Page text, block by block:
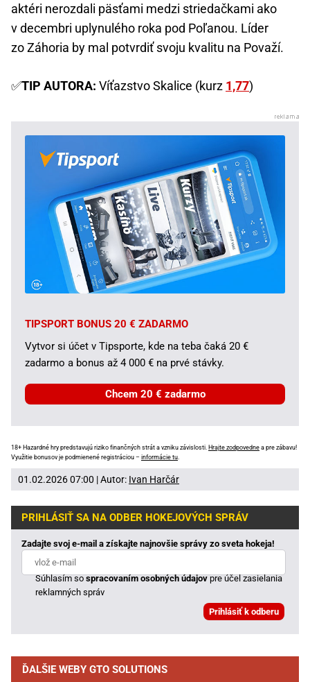
aktéri nerozdali päsťami medzi striedačkami ako
v decembri uplynulého roka pod Poľanou. Líder
zo Záhoria by mal potvrdiť svoju kvalitu na Považí.
✅TIP AUTORA: Víťazstvo Skalice (kurz 1,77)
TIPSPORT BONUS 20 € ZADARMO
Vytvor si účet v Tipsporte, kde na teba čaká 20 €
zadarmo a bonus až 4 000 € na prvé stávky.
Chcem 20 € zadarmo
18+ Hazardné hry predstavujú riziko finančných strát a vzniku závislosti. Hrajte zodpovedne a pre zábavu!
Využitie bonusov je podmienené registráciou – informácie tu
01.02.2026 07:00 | Autor: Ivan Harčár
PRIHLÁSIŤ SA NA ODBER HOKEJOVÝCH SPRÁV
Zadajte svoj e-mail a získajte najnovšie správy zo sveta hokeja!
Súhlasím sospracovaním osobných údajovpre účel zasielania
reklamných správ
ĎALŠIE WEBY GTO SOLUTIONS